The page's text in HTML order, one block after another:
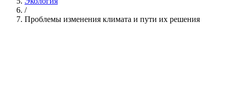
/
Проблемы изменения климата и пути их решения